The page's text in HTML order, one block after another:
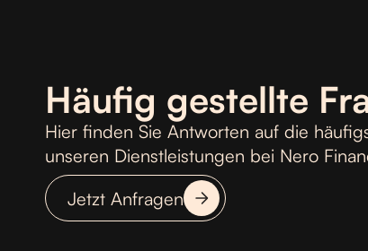
Häufig gestellte
Hier finden Sie Antworten auf die
unseren Dienstleistungen bei Nero
Jetzt Anfragen